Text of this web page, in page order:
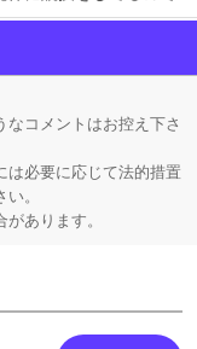
の投票結果が笑えるｗｗｗ
ず走るし流問題解決じゃね？」
なコメントはお控え下さ
は必要に応じて法的措置
。
あります。